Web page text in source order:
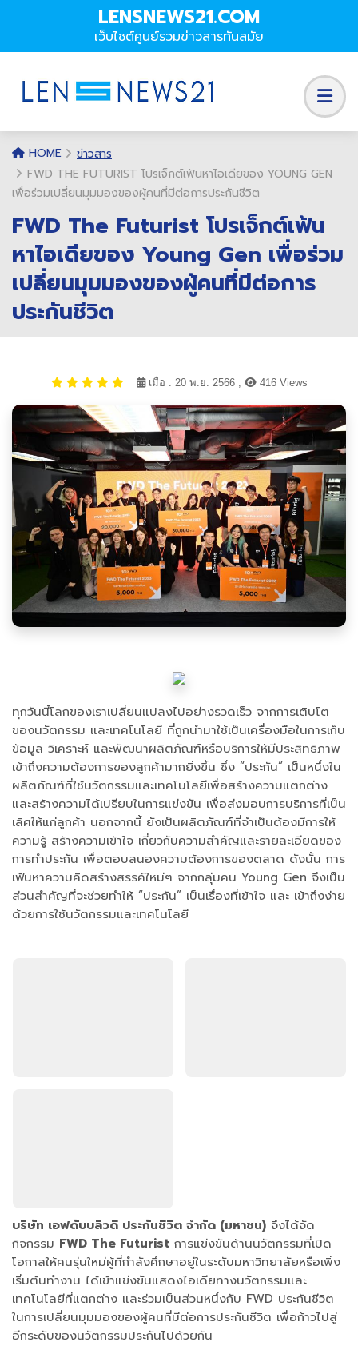
LENSNEWS21.COM
เว็บไซต์ศูนย์รวมข่าวสารทันสมัย
HOME
ข่าวสาร
FWD THE FUTURIST โปรเจ็กต์เฟ้นหาไอเดียของ YOUNG GEN
เพื่อร่วมเปลี่ยนมุมมองของผู้คนที่มีต่อการประกันชีวิต
FWD The Futurist โปรเจ็กต์เฟ้น
หาไอเดียของ Young Gen เพื่อร่วม
เปลี่ยนมุมมองของผู้คนที่มีต่อการ
ประกันชีวิต
เมื่อ : 20 พ.ย. 2566 , 416 Views
ทุกวันนี้โลกของเราเปลี่ยนแปลงไปอย่างรวดเร็ว จากการเติบโต
ของนวัตกรรม และเทคโนโลยี ที่ถูกนำมาใช้เป็นเครื่องมือในการเก็บ
ข้อมูล วิเคราะห์ และพัฒนาผลิตภัณฑ์หรือบริการให้มีประสิทธิภาพ
เข้าถึงความต้องการของลูกค้ามากยิ่งขึ้น ซึ่ง “ประกัน” เป็นหนึ่งใน
ผลิตภัณฑ์ที่ใช้นวัตกรรมและเทคโนโลยีเพื่อสร้างความแตกต่าง
และสร้างความได้เปรียบในการแข่งขัน เพื่อส่งมอบการบริการที่เป็น
เลิศให้แก่ลูกค้า นอกจากนี้ ยังเป็นผลิตภัณฑ์ที่จำเป็นต้องมีการให้
ความรู้ สร้างความเข้าใจ เกี่ยวกับความสำคัญและรายละเอียดของ
การทำประกัน เพื่อตอบสนองความต้องการของตลาด ดังนั้น การ
เฟ้นหาความคิดสร้างสรรค์ใหม่ๆ จากกลุ่มคน Young Gen จึงเป็น
ส่วนสำคัญที่จะช่วยทำให้ “ประกัน” เป็นเรื่องที่เข้าใจ และ เข้าถึงง่าย
ด้วยการใช้นวัตกรรมและเทคโนโลยี
บริษัท เอฟดับบลิวดี ประกันชีวิต จำกัด (มหาชน) จึงได้จัด
กิจกรรม FWD The Futurist การแข่งขันด้านนวัตกรรมที่เปิด
โอกาสให้คนรุ่นใหม่ผู้ที่กำลังศึกษาอยู่ในระดับมหาวิทยาลัยหรือเพิ่ง
เริ่มต้นทำงาน ได้เข้าแข่งขันแสดงไอเดียทางนวัตกรรมและ
เทคโนโลยีที่แตกต่าง และร่วมเป็นส่วนหนึ่งกับ FWD ประกันชีวิต
ในการเปลี่ยนมุมมองของผู้คนที่มีต่อการประกันชีวิต เพื่อก้าวไปสู่
อีกระดับของนวัตกรรมประกันไปด้วยกัน